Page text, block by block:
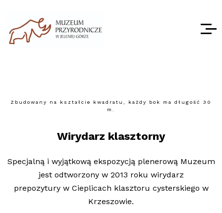
Zbudowany na kształcie kwadratu, każdy bok ma długość 30
m.
Wirydarz klasztorny
Specjalną i wyjątkową ekspozycją plenerową Muzeum
jest odtworzony w 2013 roku wirydarz
prepozytury w Cieplicach klasztoru cysterskiego w
Krzeszowie.